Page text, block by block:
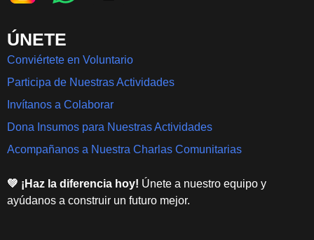
ÚNETE
Conviértete en Voluntario
Participa de Nuestras Actividades
Invítanos a Colaborar
Dona Insumos para Nuestras Actividades
Acompañanos a Nuestra Charlas Comunitarias
💚 ¡Haz la diferencia hoy! Únete a nuestro equipo y
ayúdanos a construir un futuro mejor.